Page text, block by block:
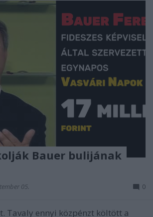
Bauer bulijának
05. 0
Tavaly ennyi közpénzt költött a